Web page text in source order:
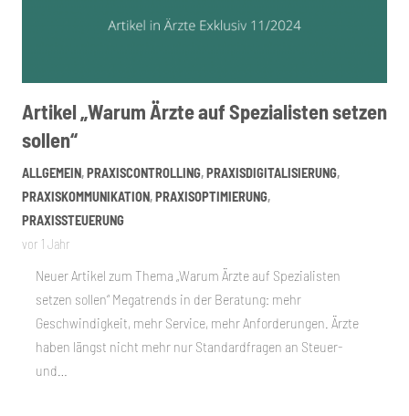
Artikel „Warum Ärzte auf Spezialisten setzen
sollen“
ALLGEMEIN,PRAXISCONTROLLING,PRAXISDIGITALISIERUNG,
PRAXISKOMMUNIKATION,PRAXISOPTIMIERUNG,
PRAXISSTEUERUNG
vor 1 Jahr
Neuer Artikel zum Thema „Warum Ärzte auf Spezialisten
setzen sollen“ Megatrends in der Beratung: mehr
Geschwindigkeit, mehr Service, mehr Anforderungen. Ärzte
haben längst nicht mehr nur Standardfragen an Steuer-
und…